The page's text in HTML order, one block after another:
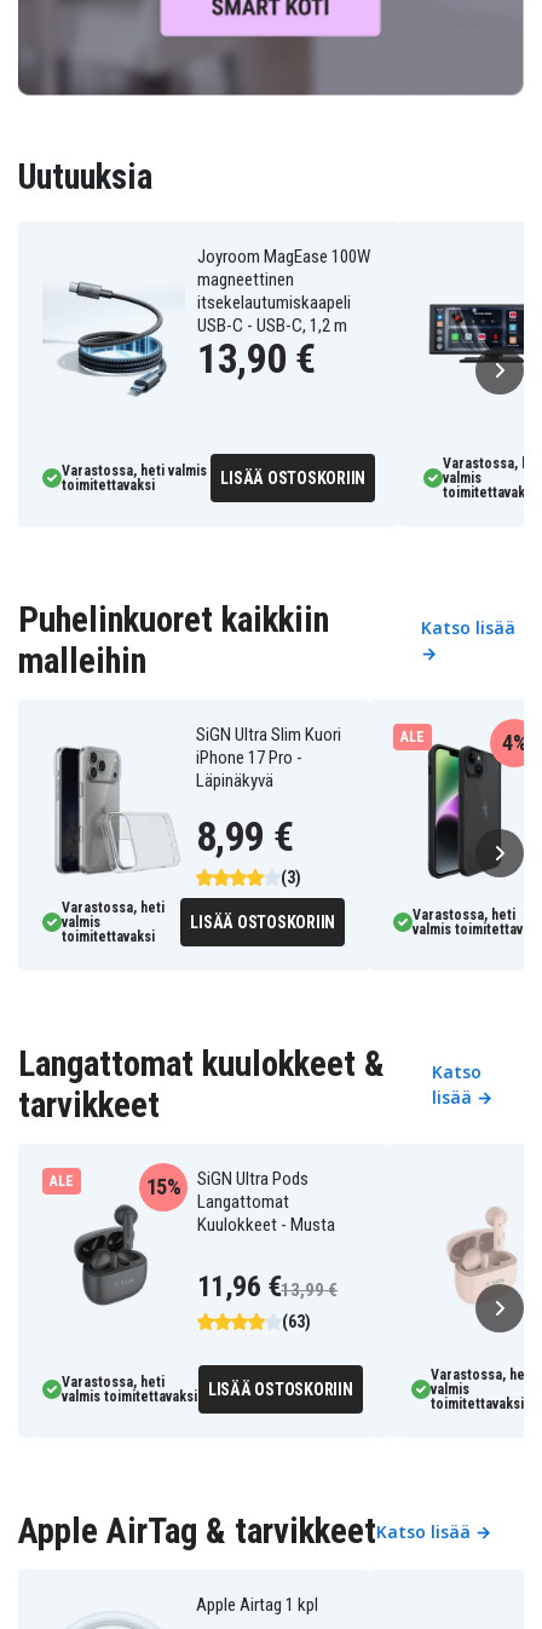
Uutuuksia
Joyroom MagEase 100W
magneettinen
itsekelautumiskaapeli
USB-C - USB-C, 1,2 m
13,90 €
Varastossa, heti valmis
toimitettavaksi
LISÄÄ OSTOSKORIIN
Varastossa,
valmis
toimitettavaksi
Puhelinkuoret kaikkiin
malleihin
Katso lisää
→
SiGN Ultra Slim Kuori
iPhone 17 Pro -
Läpinäkyvä
(3)
8,99 €
Varastossa, heti
valmis
toimitettavaksi
LISÄÄ OSTOSKORIIN
ALE 4%
Varastossa, heti
valmis
Langattomat kuulokkeet &
tarvikkeet
Katso
lisää →
ALE
SiGN Ultra Pods
Langattomat
Kuulokkeet - Musta
(63)
15%
11,96 €13,99 €
Varastossa, heti
valmis toimitettavaksi
LISÄÄ OSTOSKORIIN
Varastossa, heti
valmis
toimitettavaksi
Apple AirTag & tarvikkeetKatso lisää →
Apple Airtag 1 kpl